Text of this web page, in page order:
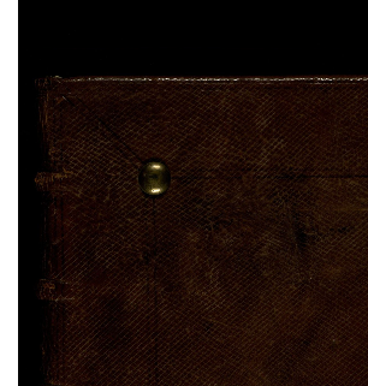
Johannes Chrysostomus,Ad
, sec. XV ; ms. 225
Gregorius Magnus,Moralium in Job
usque ad finem, sec. XII ; ms. 226
Bernardus Claravallensis,Epistulae,
227